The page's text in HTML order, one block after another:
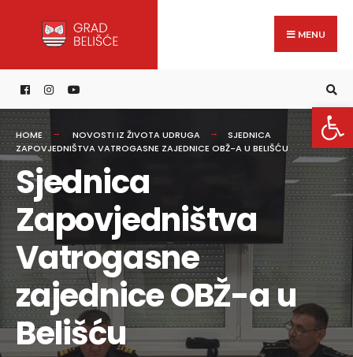
content
MENU
HOME NOVOSTI IZ ŽIVOTA UDRUGA
SJEDNICA
ZAPOVJEDNIŠTVA VATROGASNE ZAJEDNICE OBŽ-A U BELIŠĆU
Sjednica
Zapovjedništva
Vatrogasne
zajednice OBŽ-a u
Belišću
for: